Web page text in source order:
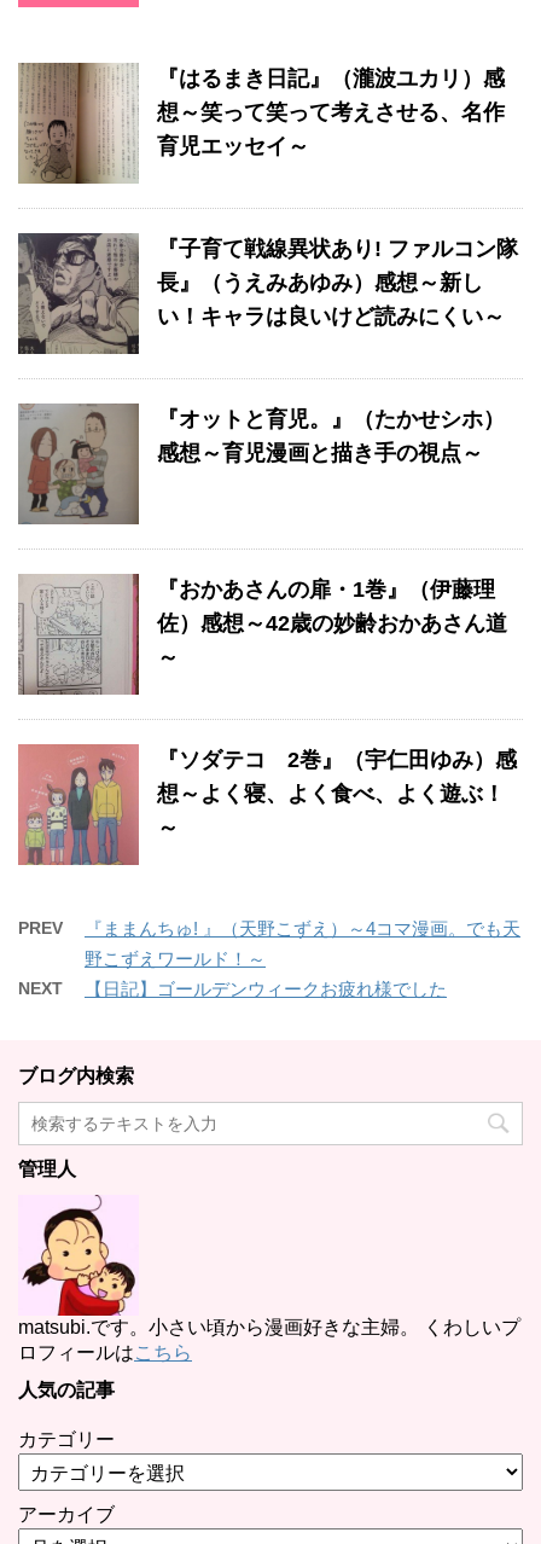
『はるまき日記』（瀧波ユカリ）感
想～笑って笑って考えさせる、名作
育児エッセイ～
『子育て戦線異状あり! ファルコン隊
長』（うえみあゆみ）感想～新し
い！キャラは良いけど読みにくい～
『オットと育児。』（たかせシホ）
感想～育児漫画と描き手の視点～
『おかあさんの扉・1巻』（伊藤理
佐）感想～42歳の妙齢おかあさん道
～
『ソダテコ 2巻』（宇仁田ゆみ）感
想～よく寝、よく食べ、よく遊ぶ！
～
PREV
『ままんちゅ! 』（天野こずえ）～4コマ漫画。でも天
野こずえワールド！～
NEXT 【日記】ゴールデンウィークお疲れ様でした
ブログ内検索
管理人
matsubi.です。小さい頃から漫画好きな主婦。 くわしいプ
ロフィールはこちら
人気の記事
カテゴリー
アーカイブ